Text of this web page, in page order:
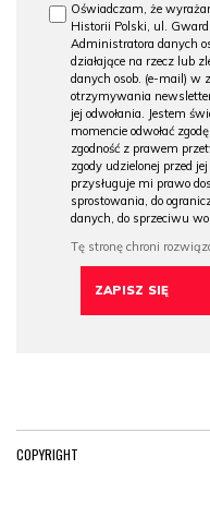
Oświadczam, że
Historii Polski, ul.
Administratora danych
działające na rzecz lub
danych osob. (e-mail) w
otrzymywania
jej odwołania. Jestem
momencie odwołać
zgodność z prawem
zgody udzielonej przed
przysługuje mi prawo
sprostowania, do
danych, do sprzeciwu
COPYRIGHT